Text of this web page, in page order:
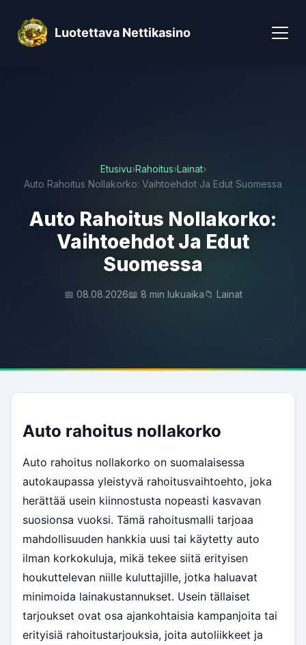
Luotettava Nettikasino
Etusivu›Rahoitus›Lainat›
Auto Rahoitus Nollakorko: Vaihtoehdot Ja Edut Suomessa
Auto Rahoitus Nollakorko:
Vaihtoehdot Ja Edut
Suomessa
📅 08.08.2026📖 8 min lukuaika📁 Lainat
Auto rahoitus nollakorko
Auto rahoitus nollakorko on suomalaisessa
autokaupassa yleistyvä rahoitusvaihtoehto, joka
herättää usein kiinnostusta nopeasti kasvavan
suosionsa vuoksi. Tämä rahoitusmalli tarjoaa
mahdollisuuden hankkia uusi tai käytetty auto
ilman korkokuluja, mikä tekee siitä erityisen
houkuttelevan niille kuluttajille, jotka haluavat
minimoida lainakustannukset. Usein tällaiset
tarjoukset ovat osa ajankohtaisia kampanjoita tai
erityisiä rahoitustarjouksia, joita autoliikkeet ja